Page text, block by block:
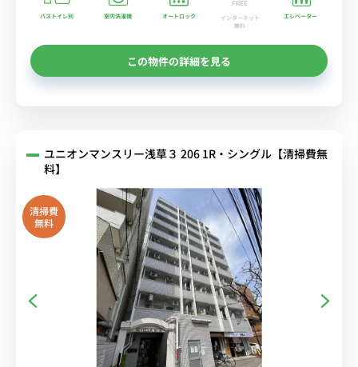
バストイレ別 室内洗濯機 オートロック
インターネット
無料
エレベーター
この物件の詳細を見る
ユニオンマンスリー浅草３ 206 1R・シングル【清掃費無
料】
清掃費
無料